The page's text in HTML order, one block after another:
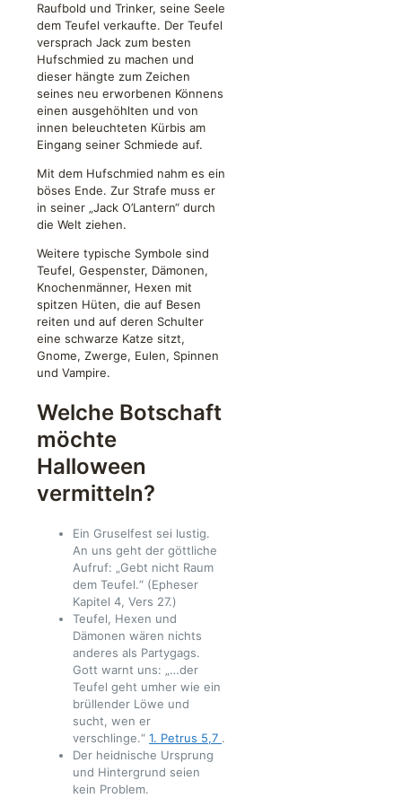
Raufbold und Trinker, seine Seele
dem Teufel verkaufte. Der Teufel
versprach Jack zum besten
Hufschmied zu machen und
dieser hängte zum Zeichen
seines neu erworbenen Könnens
einen ausgehöhlten und von
innen beleuchteten Kürbis am
Eingang seiner Schmiede auf.
Mit dem Hufschmied nahm es ein
böses Ende. Zur Strafe muss er
in seiner „Jack O’Lantern“ durch
die Welt ziehen.
Weitere typische Symbole sind
Teufel, Gespenster, Dämonen,
Knochenmänner, Hexen mit
spitzen Hüten, die auf Besen
reiten und auf deren Schulter
eine schwarze Katze sitzt,
Gnome, Zwerge, Eulen, Spinnen
und Vampire.
Welche Botschaft
möchte
Halloween
vermitteln?
Ein Gruselfest sei lustig.
An uns geht der göttliche
Aufruf: „Gebt nicht Raum
dem Teufel.“ (Epheser
Kapitel 4, Vers 27.)
Teufel, Hexen und
Dämonen wären nichts
anderes als Partygags.
Gott warnt uns: „…der
Teufel geht umher wie ein
brüllender Löwe und
sucht, wen er
verschlinge.“ 1. Petrus 5,7 .
Der heidnische Ursprung
und Hintergrund seien
kein Problem.